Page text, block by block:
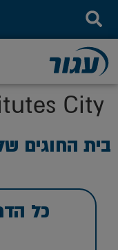
City:
בית החוגים
כל